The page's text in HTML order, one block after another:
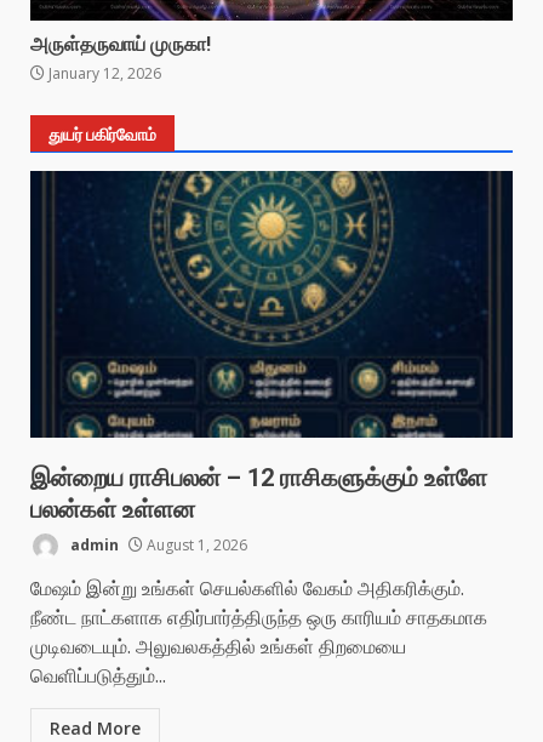
அருள்தருவாய் முருகா!
January 12, 2026
துயர் பகிர்வோம்
இன்றைய ராசிபலன் – 12 ராசிகளுக்கும் உள்ளே
பலன்கள் உள்ளன
admin August 1, 2026
மேஷம் இன்று உங்கள் செயல்களில் வேகம் அதிகரிக்கும்.
நீண்ட நாட்களாக எதிர்பார்த்திருந்த ஒரு காரியம் சாதகமாக
முடிவடையும். அலுவலகத்தில் உங்கள் திறமையை
வெளிப்படுத்தும்...
Read More